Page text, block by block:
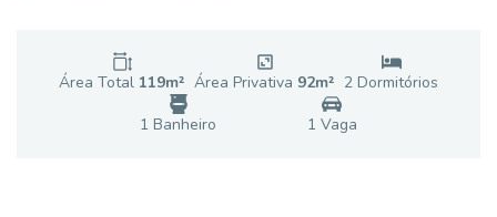
Área Total 119m² Área Privativa 92m² 2 Dormitórios
1 Banheiro 1 Vaga